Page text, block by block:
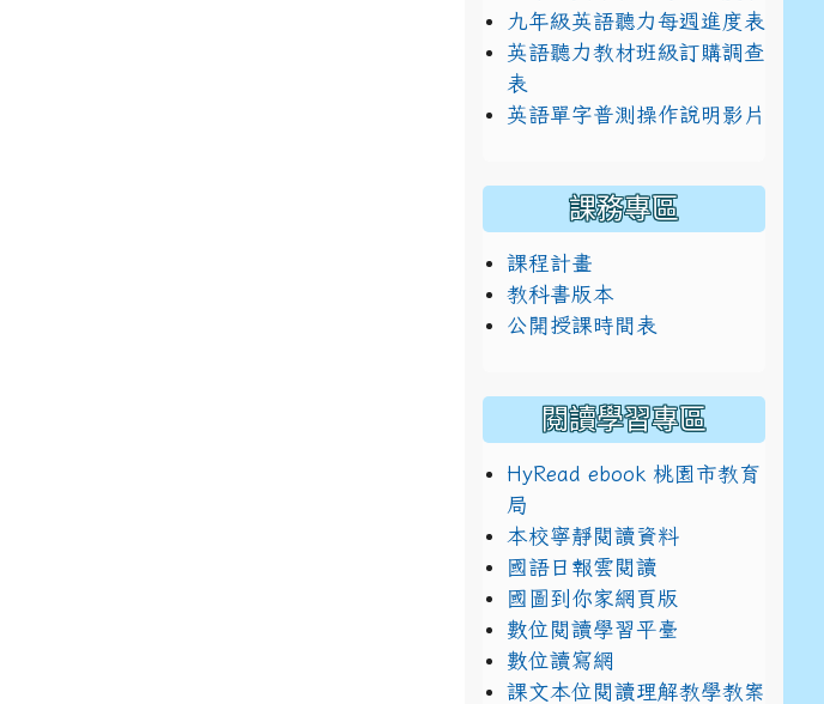
九年級英語聽力每週進度表
英語聽力教材班級訂購調查
表
英語單字普測操作說明影片
課務專區
課程計畫
教科書版本
公開授課時間表
閱讀學習專區
HyRead ebook 桃園市教育
局
本校寧靜閱讀資料
國語日報雲閱讀
國圖到你家網頁版
數位閱讀學習平臺
數位讀寫網
課文本位閱讀理解教學教案